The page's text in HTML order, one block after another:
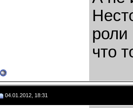
роли
что
04.01.2012, 18:31